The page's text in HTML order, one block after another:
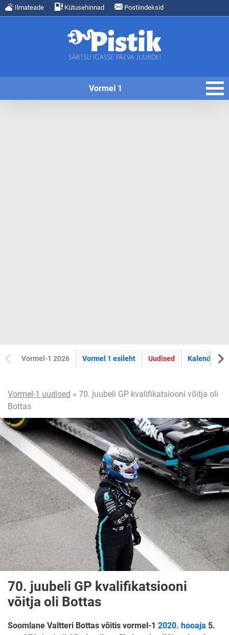
Ilmateade Kütusehinnad Postiindeksid
Vormel 1
Vormel-1 2026 Vormel 1 esileht Uudised Kalender
Vormel-1 uudised » 70. juubeli GP kvalifikatsiooni võitja oli
Bottas
70. juubeli GP kvalifikatsiooni
võitja oli Bottas
Soomlane Valtteri Bottas võitis vormel-1 2020. hooaja 5.